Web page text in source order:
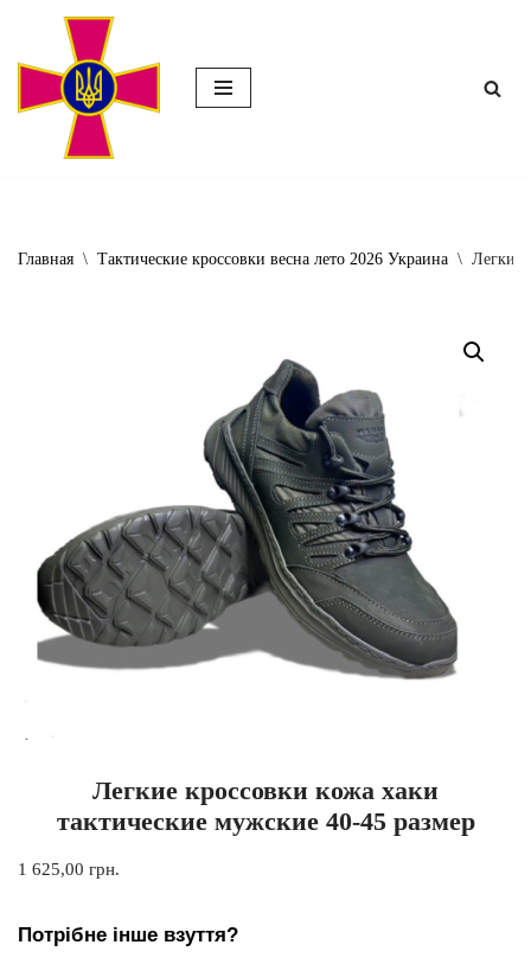
Перейти
содержимому
Главная \ Тактические кроссовки весна лето 2026 Украина \ Легкие
Легкие кроссовки кожа хаки
тактические мужские 40-45 размер
1 625,00 грн.
Потрібне інше взуття?